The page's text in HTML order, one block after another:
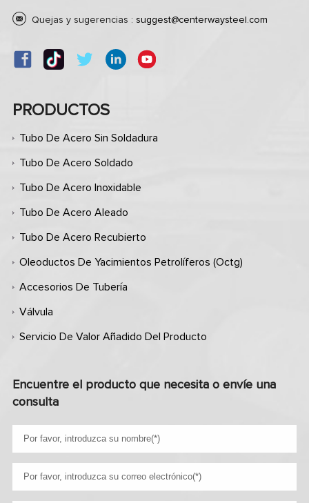
Quejas y sugerencias : suggest@centerwaysteel.com
PRODUCTOS
Tubo De Acero Sin Soldadura
Tubo De Acero Soldado
Tubo De Acero Inoxidable
Tubo De Acero Aleado
Tubo De Acero Recubierto
Oleoductos De Yacimientos Petrolíferos (octg)
Accesorios De Tubería
Válvula
Servicio De Valor Añadido Del Producto
Encuentre el producto que necesita o envíe una
consulta